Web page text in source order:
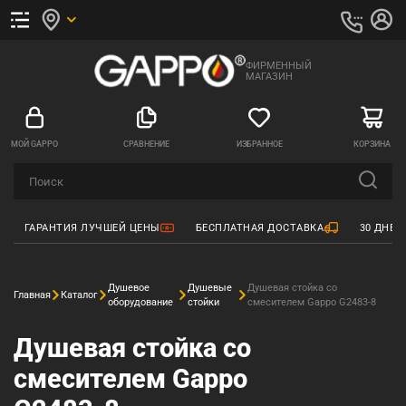
ФИРМЕННЫЙ
МАГАЗИН
МОЙ GAPPO СРАВНЕНИЕ ИЗБРАННОЕ КОРЗИНА
ГАРАНТИЯ ЛУЧШЕЙ ЦЕНЫ БЕСПЛАТНАЯ ДОСТАВКА 30
Главная Каталог
Душевое
оборудование
Душевые
стойки
Душевая стойка со
смесителем Gappo G2483-8
Душевая стойка со
смесителем Gappo